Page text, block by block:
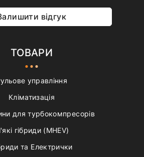
відгук
ТОВАРИ
управління
Кліматизація
для турбокомпресорів
гібриди (MHEV)
та Електрички